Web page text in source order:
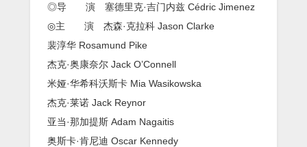
◎导 演 塞德里克·吉门内兹 Cédric Jimenez
◎主 演 杰森·克拉科 Jason Clarke
裴淳华 Rosamund Pike
杰克·奥康奈尔 Jack O’Connell
米娅·华希科沃斯卡 Mia Wasikowska
杰克·莱诺 Jack Reynor
亚当·那加提斯 Adam Nagaitis
奥斯卡·肯尼迪 Oscar Kennedy